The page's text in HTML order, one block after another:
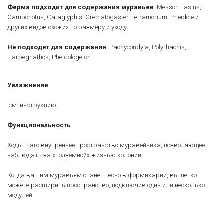
Ферма подходит для содержания муравьев: Messor, Lasius,
Camponotus, Cataglyphis, Crematogaster, Tetramorium, Pheidole и
других видов схожих по размеру и уходу.
Не подходят для содержания: Pachycondyla, Polyrhachis,
Harpegnathos, Pheidologeton.
Увлажнение
см. инструкцию.
Функциональность
Ходы – это внутреннее пространство муравейника, позволяющее
наблюдать за «подземной» жизнью колонии.
Когда вашим муравьям станет тесно в формикарии, вы легко
можете расширить пространство, подключив один или несколько
модулей.